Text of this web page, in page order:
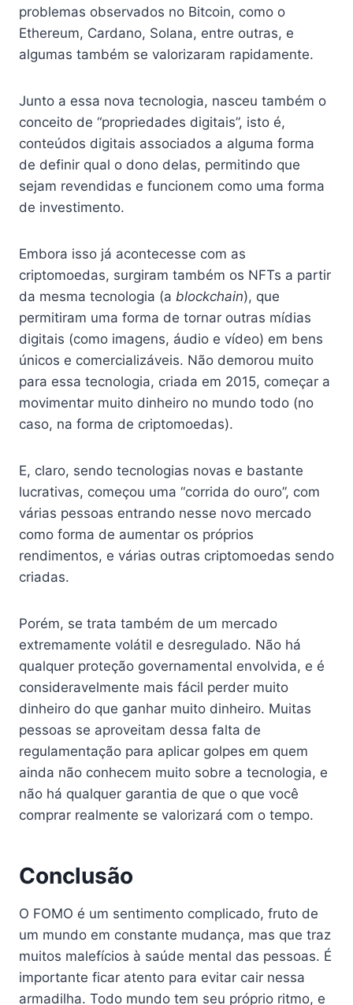
problemas observados no Bitcoin, como o
Ethereum, Cardano, Solana, entre outras, e
algumas também se valorizaram rapidamente.
Junto a essa nova tecnologia, nasceu também o
conceito de “propriedades digitais”, isto é,
conteúdos digitais associados a alguma forma
de definir qual o dono delas, permitindo que
sejam revendidas e funcionem como uma forma
de investimento.
Embora isso já acontecesse com as
criptomoedas, surgiram também os NFTs a partir
da mesma tecnologia (a blockchain), que
permitiram uma forma de tornar outras mídias
digitais (como imagens, áudio e vídeo) em bens
únicos e comercializáveis. Não demorou muito
para essa tecnologia, criada em 2015, começar a
movimentar muito dinheiro no mundo todo (no
caso, na forma de criptomoedas).
E, claro, sendo tecnologias novas e bastante
lucrativas, começou uma “corrida do ouro”, com
várias pessoas entrando nesse novo mercado
como forma de aumentar os próprios
rendimentos, e várias outras criptomoedas sendo
criadas.
Porém, se trata também de um mercado
extremamente volátil e desregulado. Não há
qualquer proteção governamental envolvida, e é
consideravelmente mais fácil perder muito
dinheiro do que ganhar muito dinheiro. Muitas
pessoas se aproveitam dessa falta de
regulamentação para aplicar golpes em quem
ainda não conhecem muito sobre a tecnologia, e
não há qualquer garantia de que o que você
comprar realmente se valorizará com o tempo.
Conclusão
O FOMO é um sentimento complicado, fruto de
um mundo em constante mudança, mas que traz
muitos malefícios à saúde mental das pessoas. É
importante ficar atento para evitar cair nessa
armadilha. Todo mundo tem seu próprio ritmo, e